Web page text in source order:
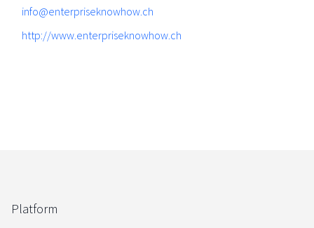
info@enterpriseknowhow.ch
http://www.enterpriseknowhow.ch
Platform